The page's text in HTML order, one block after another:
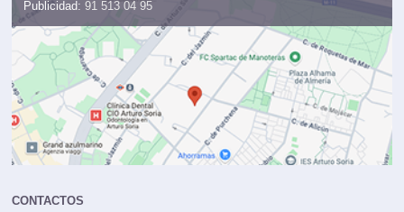
Publicidad: 91 513 04 95
CONTACTOS